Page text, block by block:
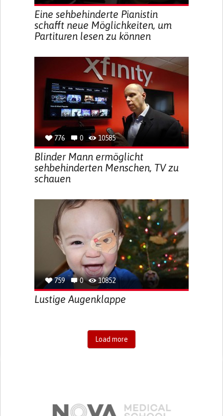
Eine sehbehinderte Pianistin
schafft neue Möglichkeiten, um
Partituren lesen zu können
776 0 10585
Blinder Mann ermöglicht
sehbehinderten Menschen, TV zu
schauen
759 0 10852
Lustige Augenklappe
Load more